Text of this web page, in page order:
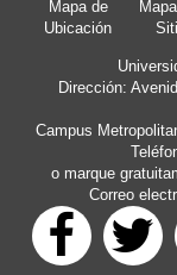
Mapa de
Ubicación
Dirección:
Campus
o marque
Correo